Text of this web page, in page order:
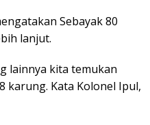
Sebayak 80
lanjut.
lainnya kita temukan
karung. Kata Kolonel Ipul,